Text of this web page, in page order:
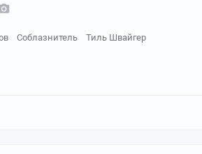
Соблазнитель Тиль Швайгер